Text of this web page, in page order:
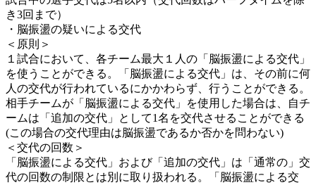
き3回まで）
・脳振盪の疑いによる交代
＜原則＞
１試合において、各チーム最大１人の「脳振盪による交代」
を使うことができる。「脳振盪による交代」は、その前に何
人の交代が行われているにかかわらず、行うことができる。
相手チームが「脳振盪による交代」を使用した場合は、自チ
ームは「追加の交代」として1名を交代させることができる
(この場合の交代理由は脳振盪であるか否かを問わない)
＜交代の回数＞
「脳振盪による交代」および「追加の交代」は「通常の」交
代の回数の制限とは別に取り扱われる。「脳振盪による交